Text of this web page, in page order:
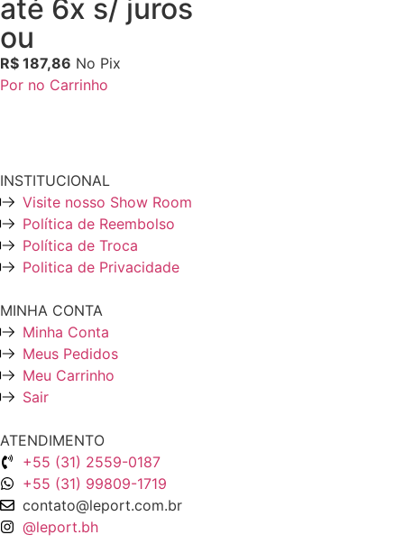
até 6x s/ juros
ou
R$ 187,86 No Pix
Por no Carrinho
INSTITUCIONAL
Visite nosso Show Room
Política de Reembolso
Política de Troca
Politica de Privacidade
MINHA CONTA
Minha Conta
Meus Pedidos
Meu Carrinho
Sair
ATENDIMENTO
+55 (31) 2559-0187
+55 (31) 99809-1719
contato@leport.com.br
@leport.bh